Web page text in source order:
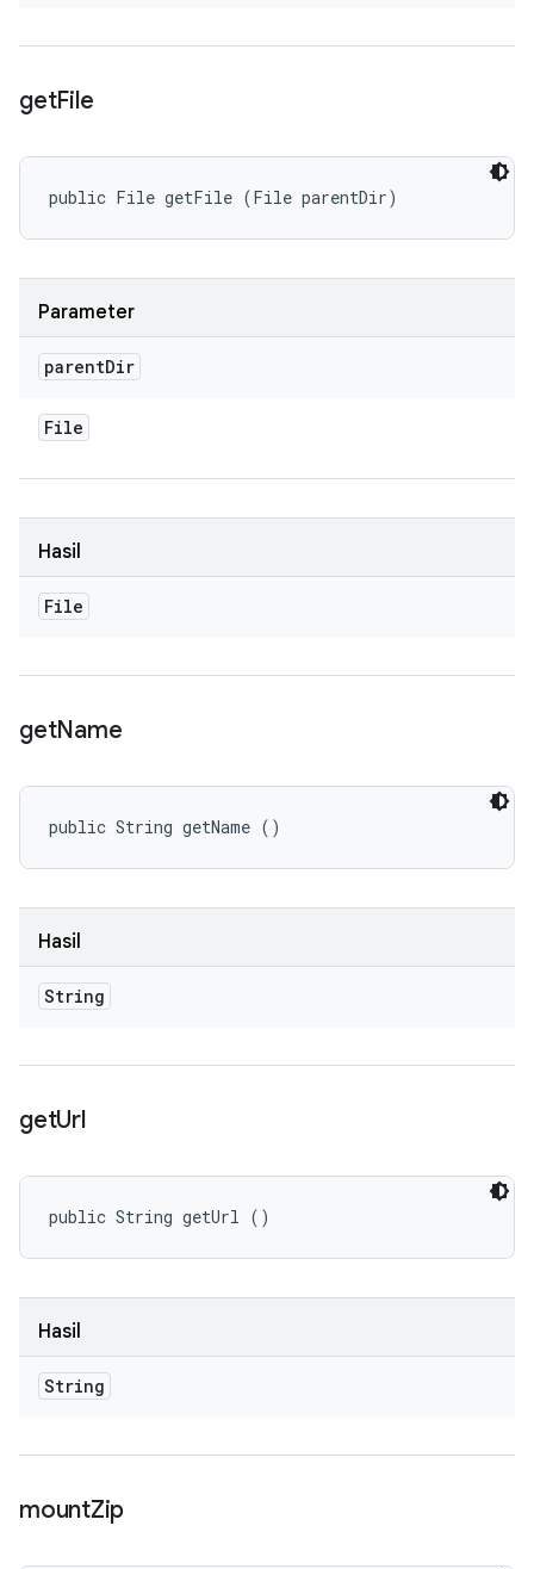
getFile
public File getFile (File parentDir)
Parameter
parentDir
File
Hasil
File
getName
public String getName ()
Hasil
String
getUrl
public String getUrl ()
Hasil
String
mountZip